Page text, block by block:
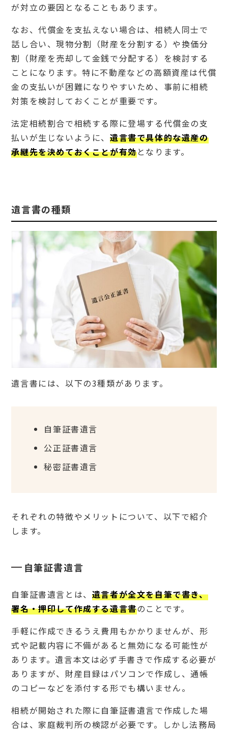
が対立の要因となることもあります。
なお、代償金を支払えない場合は、相続人同士で
話し合い、現物分割（財産を分割する）や換価分
割（財産を売却して金銭で分配する）を検討する
ことになります。特に不動産などの高額資産は代償
金の支払いが困難になりやすいため、事前に相続
対策を検討しておくことが重要です。
法定相続割合で相続する際に登場する代償金の支
払いが生じないように、 遺言書で具体的な遺産の
承継先を決めておくことが有効となります。
遺言書の種類
遺言書には、以下の3種類があります。
自筆証書遺言
公正証書遺言
秘密証書遺言
それぞれの特徴やメリットについて、以下で紹介
します。
自筆証書遺言
自筆証書遺言とは、 遺言者が全文を自筆で書き、
署名・押印して作成する遺言書のことです。
手軽に作成できるうえ費用もかかりませんが、形
式や記載内容に不備があると無効になる可能性が
あります。遺言本文は必ず手書きで作成する必要が
ありますが、財産目録はパソコンで作成し、通帳
のコピーなどを添付する形でも構いません。
相続が開始された際に自筆証書遺言で作成した場
合は、家庭裁判所の検認が必要です。しかし法務局